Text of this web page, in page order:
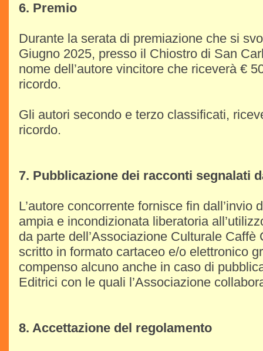
6. Premio
Durante la serata di premiazione che si
Giugno 2025, presso il Chiostro di San
nome dell’autore vincitore che riceverà €
ricordo.
Gli autori secondo e terzo classificati,
ricordo.
7. Pubblicazione dei racconti segnalati
L’autore concorrente fornisce fin dall’invio
ampia e incondizionata liberatoria
da parte dell’Associazione Culturale Caffè
scritto in formato cartaceo e/o elettronico
compenso alcuno anche in caso di
Editrici con le quali l’Associazione
8. Accettazione del regolamento